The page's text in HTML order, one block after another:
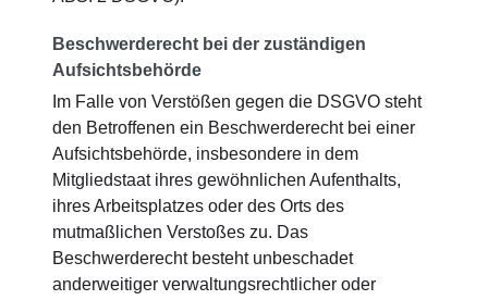
Beschwerderecht bei der zuständigen
Aufsichtsbehörde
Im Falle von Verstößen gegen die DSGVO steht
den Betroffenen ein Beschwerderecht bei einer
Aufsichtsbehörde, insbesondere in dem
Mitgliedstaat ihres gewöhnlichen Aufenthalts,
ihres Arbeitsplatzes oder des Orts des
mutmaßlichen Verstoßes zu. Das
Beschwerderecht besteht unbeschadet
anderweitiger verwaltungsrechtlicher oder